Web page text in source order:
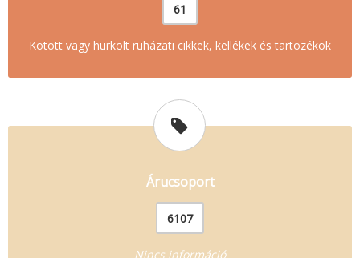
61
Kötött vagy hurkolt ruházati cikkek, kellékek és tartozékok
Árucsoport
6107
Nincs információ